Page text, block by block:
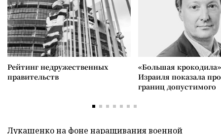
Рейтинг недружественных
правительств
«Большая
Израиля показала
границ допустимого
Лукашенко на фоне наращивания военной